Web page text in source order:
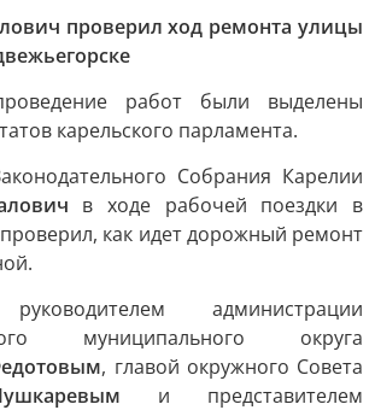
проверил ход ремонта улицы
работ были выделены
карельского парламента.
Собрания Карелии
в ходе рабочей поездки в
как идет дорожный ремонт
администрации
муниципального округа
, главой окружного Совета
и представителем